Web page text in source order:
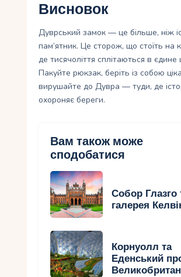
Висновок
Дуврський замок — це більше, ніж
пам’ятник. Це сторож, що стоїть на
де тисячоліття сплітаються в єдине
Пакуйте рюкзак, беріть із собою
вирушайте до Дувра — туди, де
охороняє береги.
Вам також може
сподобатися
Собор Глазго
галерея
Корнуолл та
Еденський